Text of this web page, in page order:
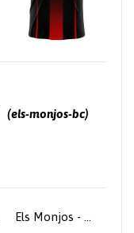
(els-monjos-bc)